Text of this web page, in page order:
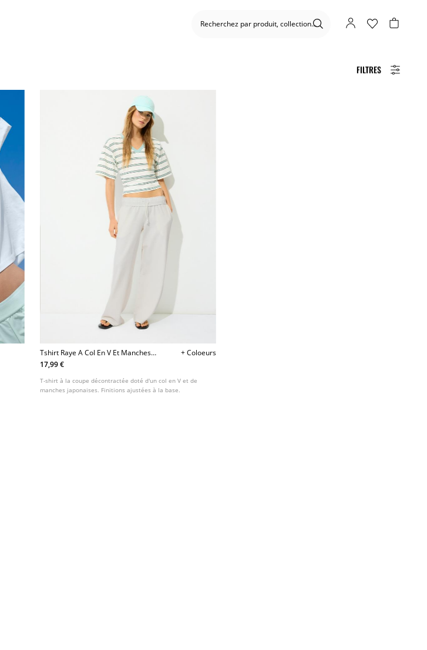
FILTRES
Tshirt Raye A Col En V Et Manches
Japonaises
+ Coloeurs
17,99 €
T-shirt à la coupe décontractée doté d'un col en V et de
manches japonaises. Finitions ajustées à la base.